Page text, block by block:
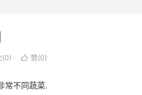
(0)  赞(0)
常不同蔬菜.